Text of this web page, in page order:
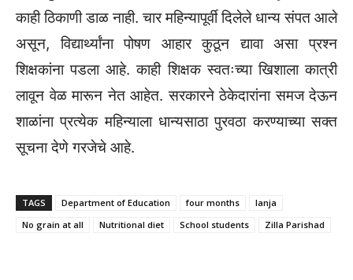
काही ठिकाणी डाळ नाही. चार महिन्यापूर्वी दिलेले धान्य संपत आले
असून, विद्यार्थ्यांना पोषण आहार कुठून द्यावा असा प्रश्न
शिक्षकांना पडला आहे. काही शिक्षक स्वतःच्या खिशाला कात्री
लावून वेळ मारून नेत आहेत. सरकारने ठेकेदारांना समज देऊन
शाळांना प्रत्येक महिन्याला धान्यसाठा पुरवठा करण्याच्या सक्त
सूचना देणे गरजेचे आहे.
TAGS Department of Education four months
lanja
No grain at all
Nutritional diet School students Zilla Parishad